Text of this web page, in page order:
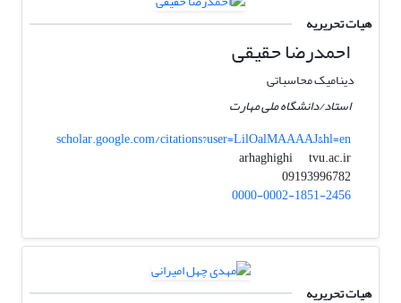
هیات تحریریه
احمدرضا حقیقی
دینامیک محاسباتی
استاد/دانشگاه ملی مهارت
scholar.google.com/citations?user=LilOalMAAAAJ&hl=en
arhaghighi
tvu.ac.ir
09193996782
0000-0002-1851-2456
هیات تحریریه